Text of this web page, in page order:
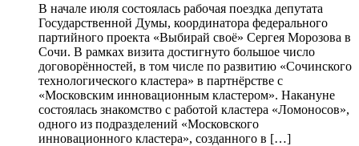
В начале июля состоялась рабочая поездка депутата
Государственной Думы, координатора федерального
партийного проекта «Выбирай своё» Сергея Морозова в
Сочи. В рамках визита достигнуто большое число
договорённостей, в том числе по развитию «Сочинского
технологического кластера» в партнёрстве c
«Московским инновационным кластером». Накануне
состоялась знакомство с работой кластера «Ломоносов»,
одного из подразделений «Московского
инновационного кластера», созданного в […]